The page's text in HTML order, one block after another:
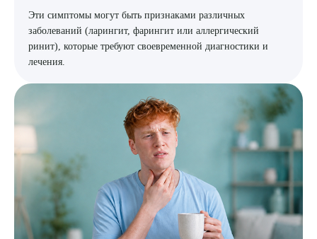
Эти симптомы могут быть признаками различных
заболеваний (ларингит, фарингит или аллергический
ринит), которые требуют своевременной диагностики и
лечения.